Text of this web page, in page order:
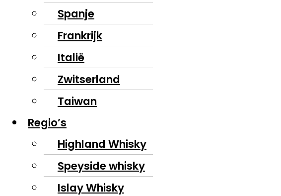
Spanje
Frankrijk
Italië
Zwitserland
Taiwan
Regio’s
Highland Whisky
Speyside whisky
Islay Whisky